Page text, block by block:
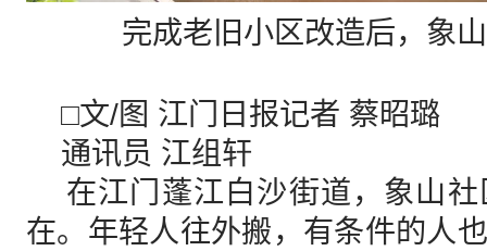
完成老旧小区改造后，象
□文/图 江门日报记者 蔡昭璐
通讯员 江组轩
在江门蓬江白沙街道，象山社
在。年轻人往外搬，有条件的人